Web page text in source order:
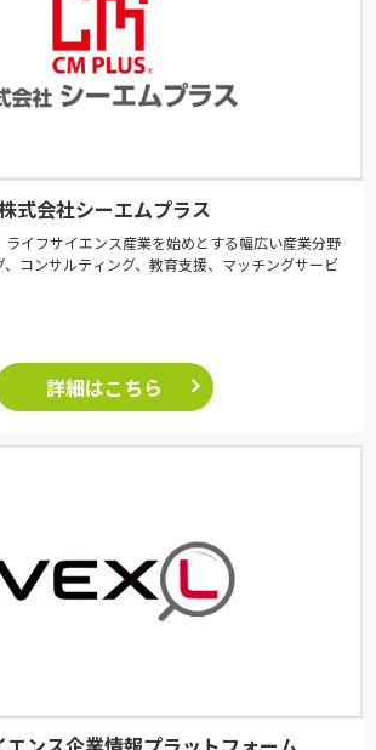
式会社シーエムプラス
イフサイエンス産業を始めとする幅広い産業分野
コンサルティング、教育支援、マッチングサービ
詳細はこちら